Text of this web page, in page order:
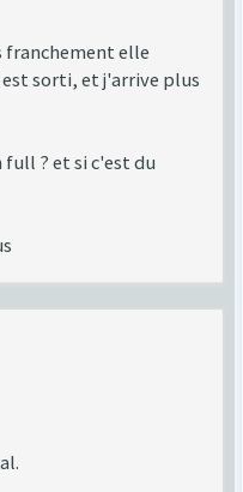
franchement elle
sorti, et j'arrive plus
full ? et si c'est du